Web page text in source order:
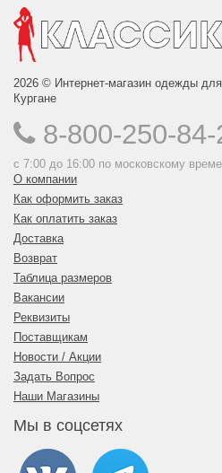
2026 © Интернет-магазин одежды
Кургане
8-800-250-84-
с 7:00 до 16:00 по московскому
О компании
Как оформить заказ
Как оплатить заказ
Доставка
Возврат
Таблица размеров
Вакансии
Реквизиты
Поставщикам
Новости / Акции
Задать Вопрос
Наши Магазины
Мы в соцсетях